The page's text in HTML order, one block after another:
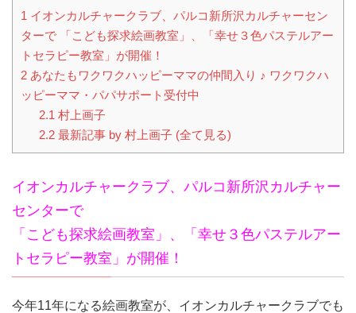
1 イオンカルチャークラブ、パルコ新所沢カルチャーセン
ターで 「こども探求絵画教室」、「幸せ３色パステルアー
トセラピー教室」が開催！
2 あなたもワクワクハッピーママの仲間入り ♪ ワクワクハ
ッピーママ・パパサポート受付中
2.1 村上画子
2.2最新記事 by 村上画子 (全て見る)
イオンカルチャークラブ、パルコ新所沢カルチャー
センターで
「こども探求絵画教室」、「幸せ３色パステルアー
トセラピー教室」が開催！
今年11年になる絵画教室が、イオンカルチャークラブでも